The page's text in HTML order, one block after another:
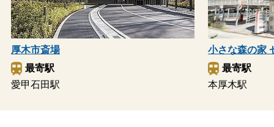
厚木市斎場
最寄駅
愛甲石田駅
小さな森の家
最寄駅
本厚木駅